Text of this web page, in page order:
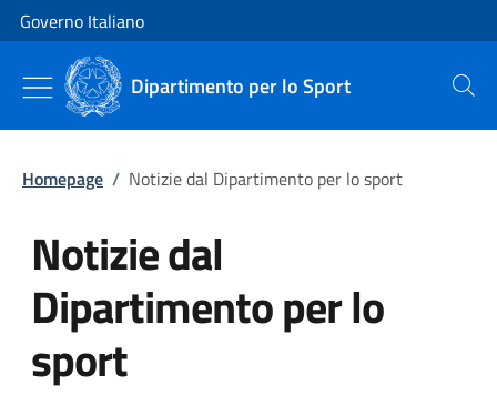
Vai al contenuto
Vai alla navigazione del sito
Governo Italiano
Dipartimento per lo Sport Cerca
Homepage / Notizie dal Dipartimento per lo sport
Notizie dal
Dipartimento per lo
sport